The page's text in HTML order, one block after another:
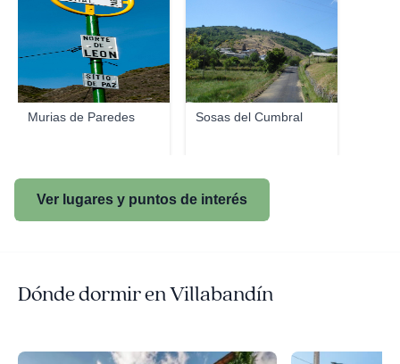
Murias de Paredes Sosas del Cumbral
Ver lugares y puntos de interés
Dónde dormir en Villabandín